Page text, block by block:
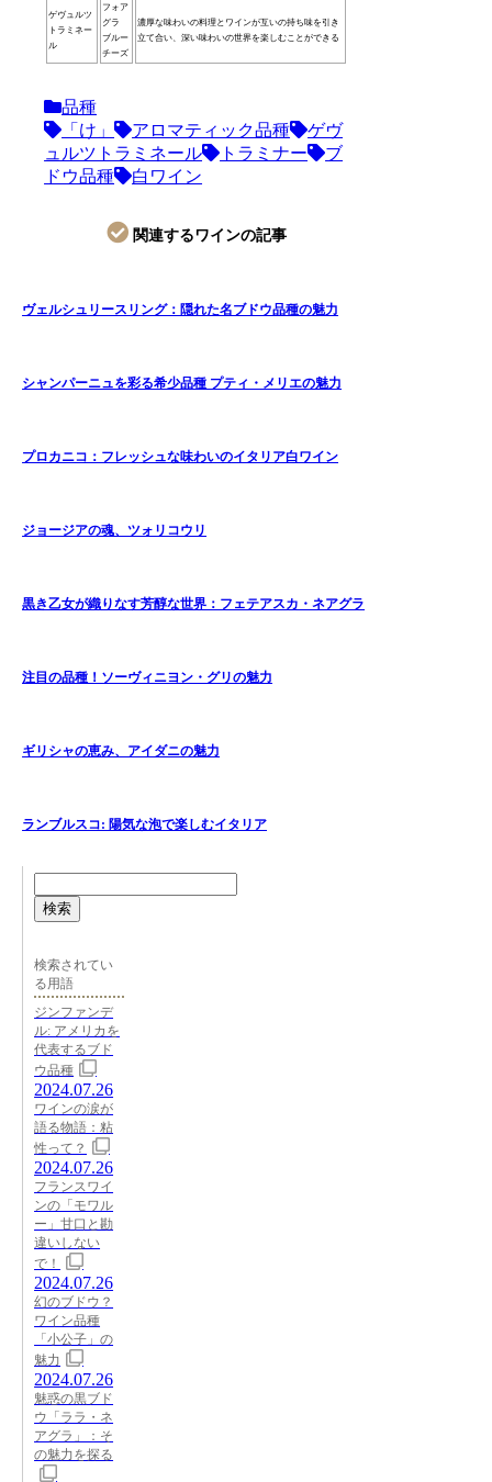
ゲヴュルツ
トラミネー
ル
フォア
グラ
ブルー
チーズ
濃厚な味わいの料理とワインが互いの持ち味を引き
立て合い、深い味わいの世界を楽しむことができる
品種
「け」
アロマティック品種
ゲヴ
ュルツトラミネール
トラミナー
ブ
ドウ品種
白ワイン
関連するワインの記事
ヴェルシュリースリング：隠れた名ブドウ品種の魅力
シャンパーニュを彩る希少品種 プティ・メリエの魅力
プロカニコ：フレッシュな味わいのイタリア白ワイン
ジョージアの魂、ツォリコウリ
黒き乙女が織りなす芳醇な世界：フェテアスカ・ネアグラ
注目の品種！ソーヴィニヨン・グリの魅力
ギリシャの恵み、アイダニの魅力
ランブルスコ: 陽気な泡で楽しむイタリア
検索
検索されてい
る用語
ジンファンデ
ル: アメリカを
代表するブド
ウ品種
2024.07.26
ワインの涙が
語る物語：粘
性って？
2024.07.26
フランスワイ
ンの「モワル
ー」甘口と勘
違いしない
で！
2024.07.26
幻のブドウ？
ワイン品種
「小公子」の
魅力
2024.07.26
魅惑の黒ブド
ウ「ララ・ネ
アグラ」：そ
の魅力を探る